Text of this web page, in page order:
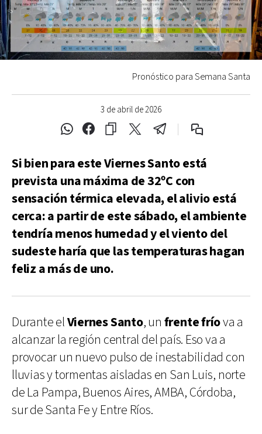
3 de abril de 2026
Pronóstico para Semana Santa
Si bien para este Viernes Santo está
prevista una máxima de 32ºC con
sensación térmica elevada, el alivio está
cerca: a partir de este sábado, el ambiente
tendría menos humedad y el viento del
sudeste haría que las temperaturas hagan
feliz a más de uno.
Durante elViernes Santo, un frente fríova a
alcanzar la región central del país. Eso va a
provocar un nuevo pulso de inestabilidad con
lluvias y tormentas aisladas en San Luis, norte
de La Pampa, Buenos Aires, AMBA, Córdoba,
sur de Santa Fe y Entre Ríos.